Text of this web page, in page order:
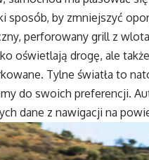
sposób, by zmniejszyć
perforowany grill z
oświetlają drogę, ale
Tylne światła to
do swoich preferencji.
dane z nawigacji na